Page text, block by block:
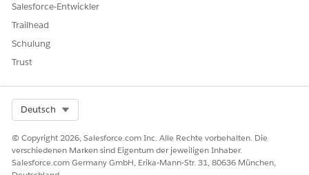
HINWEIS
eigene Site für Versicherungsnehmer anpassen müssen.
KONNTEN SIE IHR PROBLEM MITHILFE DIESES ARTIKELS
Salesforce-Entwickler
Trailhead
Schulung
Trust
Deutsch
© Copyright 2026, Salesforce.com Inc. Alle Rechte vorbehalten. Die
verschiedenen Marken sind Eigentum der jeweiligen Inhaber.
Salesforce.com Germany GmbH, Erika-Mann-Str. 31, 80636 München,